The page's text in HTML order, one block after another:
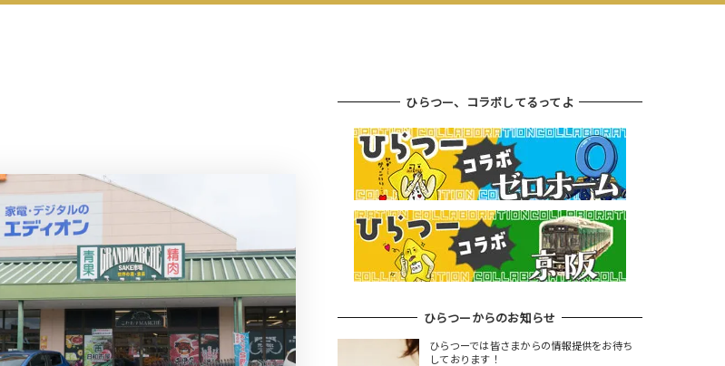
ひらつー、コラボしてるってよ
ひらつーからのお知らせ
ひらつーでは皆さまからの情報提供をお待ち
しております！